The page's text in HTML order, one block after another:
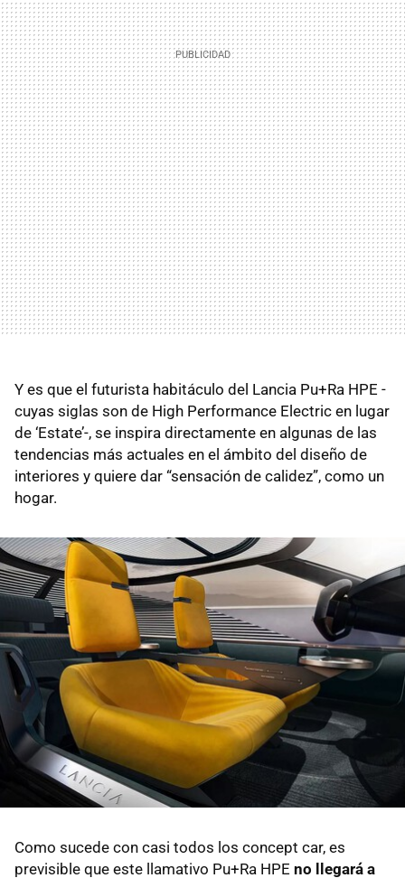
Y es que el futurista habitáculo del Lancia Pu+Ra HPE -
cuyas siglas son de High Performance Electric en lugar
de ‘Estate’-, se inspira directamente en algunas de las
tendencias más actuales en el ámbito del diseño de
interiores y quiere dar “sensación de calidez”, como un
hogar.
Como sucede con casi todos los concept car, es
previsible que este llamativo Pu+Ra HPE no llegará a